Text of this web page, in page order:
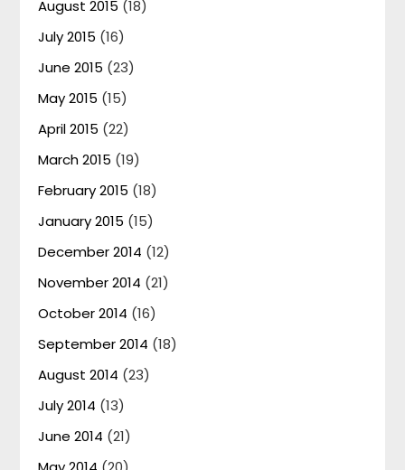
August 2015 (18)
July 2015 (16)
June 2015 (23)
May 2015 (15)
April 2015 (22)
March 2015 (19)
February 2015 (18)
January 2015 (15)
December 2014 (12)
November 2014 (21)
October 2014 (16)
September 2014 (18)
August 2014 (23)
July 2014 (13)
June 2014 (21)